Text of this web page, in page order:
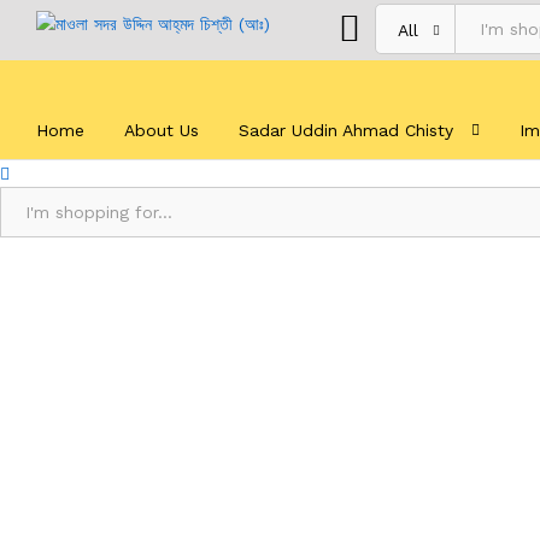
All
Home About Us Sadar Uddin Ahmad Chisty